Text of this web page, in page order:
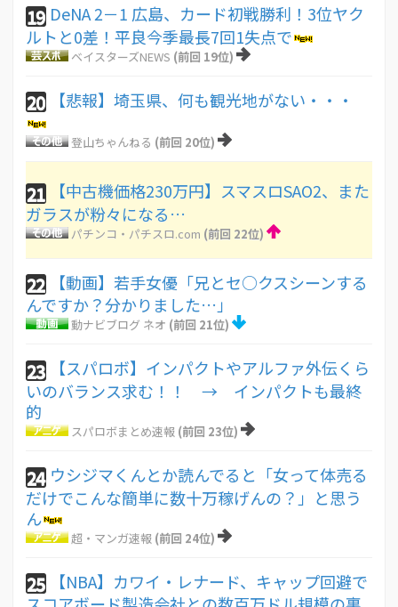
19 DeNA 2－1 広島、カード初戦勝利！3位ヤク
ルトと0差！平良今季最長7回1失点で
ベイスターズNEWS (前回 19位)
20 【悲報】埼玉県、何も観光地がない・・・
登山ちゃんねる (前回 20位)
21
【中古機価格230万円】スマスロSAO2、また
ガラスが粉々になる…
パチンコ・パチスロ.com (前回 22位)
22
【動画】若手女優「兄とセ○クスシーンする
んですか？分かりました…」
動ナビブログ ネオ (前回 21位)
23
【スパロボ】インパクトやアルファ外伝くら
いのバランス求む！！ → インパクトも最終
的
スパロボまとめ速報 (前回 23位)
24 ウシジマくんとか読んでると「女って体売る
だけでこんな簡単に数十万稼げんの？」と思う
ん
超・マンガ速報 (前回 24位)
25
【NBA】カワイ・レナード、キャップ回避で